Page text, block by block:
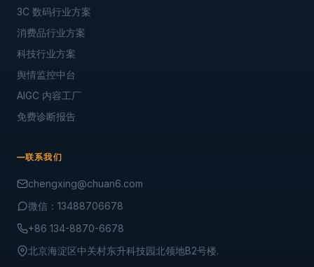
3C 数码行业方案
消费品行业方案
科技行业方案
舆情监控中台
AIGC 内容工厂
免费诊断报告
联系我们
chengxing@chuan6.com
微信：13488706678
+86 134-8870-6678
北京海淀区中关村东升科技园北领地B2号楼.